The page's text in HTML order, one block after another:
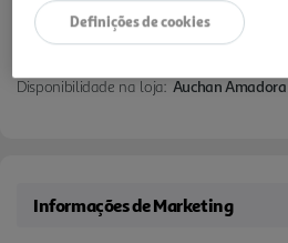
Disponibilidade na loja: Auchan Amadora
Informações de Marketing
Definições de cookies